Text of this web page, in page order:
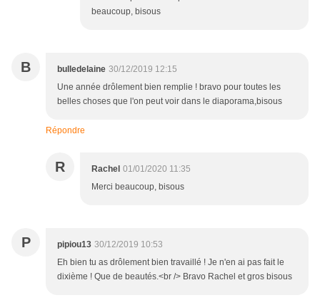
beaucoup, bisous
B bulledelaine 30/12/2019 12:15
Une année drôlement bien remplie ! bravo pour toutes les
belles choses que l'on peut voir dans le diaporama,bisous
Répondre
R Rachel 01/01/2020 11:35
Merci beaucoup, bisous
P pipiou13 30/12/2019 10:53
Eh bien tu as drôlement bien travaillé ! Je n'en ai pas fait le
dixième ! Que de beautés.<br /> Bravo Rachel et gros bisous